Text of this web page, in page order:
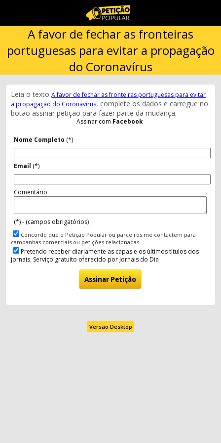
A favor de fechar as fronteiras
portuguesas para evitar a propagação
do Coronavírus
Leia o textoA favor de fechar as fronteiras portuguesas para evitar
a propagação do Coronavírus, complete os dados e carregue no
botão assinar petição para fazer parte da mudança.
Assinar com Facebook
Nome Completo (*)
Email (*)
Comentário
(*) - (campos obrigatórios)
Concordo que o Petição Popular ou parceiros me contactem para
campanhas comerciais ou petições relacionadas.
Pretendo receber diariamente as capas e os últimos títulos dos
jornais. Serviço gratuito oferecido por Jornais do Dia
Versão Desktop